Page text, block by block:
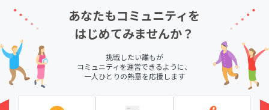
あなたもコミュニティを
はじめてみませんか？
挑戦したい誰もが
コミュニティを運営できるように、
一人ひとりの熱意を応援します